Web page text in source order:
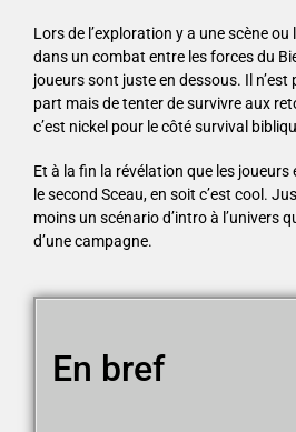
Lors de l’exploration y a une scène ou
dans un combat entre les forces du
joueurs sont juste en dessous. Il n’est
part mais de tenter de survivre aux
c’est nickel pour le côté survival
Et à la fin la révélation que les
le second Sceau, en soit c’est cool.
moins un scénario d’intro à l’univers
d’une campagne.
En bref